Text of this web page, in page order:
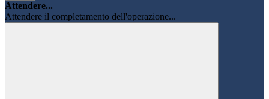
Attendere...
Attendere il completamento dell'operazione...